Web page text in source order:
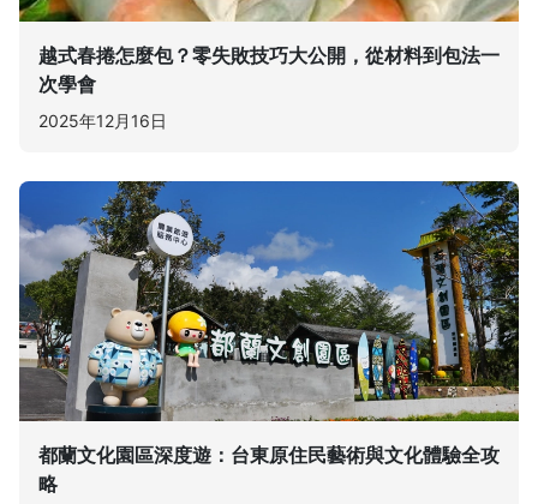
越式春捲怎麼包？零失敗技巧大公開，從材料到包法一
次學會
2025年12月16日
都蘭文化園區深度遊：台東原住民藝術與文化體驗全攻
略